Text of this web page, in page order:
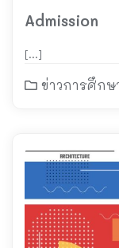
Admission
[…]
ข่าวการศึกษ